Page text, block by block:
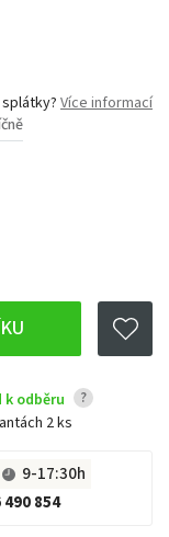
Více informací
k odběru ?
2 ks
9-17:30h
854